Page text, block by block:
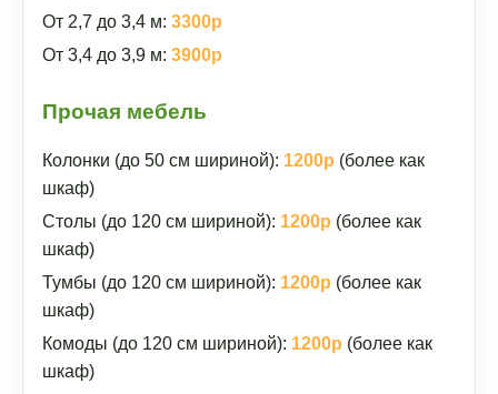
От 2,7 до 3,4 м: 3300р
От 3,4 до 3,9 м: 3900р
Прочая мебель
Колонки (до 50 см шириной): 1200р (более как
шкаф)
Столы (до 120 см шириной): 1200р (более как
шкаф)
Тумбы (до 120 см шириной): 1200р (более как
шкаф)
Комоды (до 120 см шириной): 1200р (более как
шкаф)